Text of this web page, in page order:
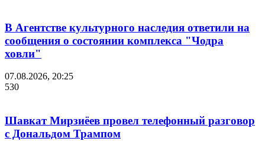
В Агентстве культурного наследия ответили на
сообщения о состоянии комплекса "Чодра
ховли"
07.08.2026, 20:25
530
Шавкат Мирзиёев провел телефонный разговор
с Дональдом Трампом